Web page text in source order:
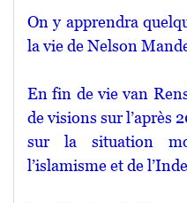
On y apprendra
la vie de Nelson
En fin de vie van
de visions sur l’après
sur la situation
l’islamisme et de